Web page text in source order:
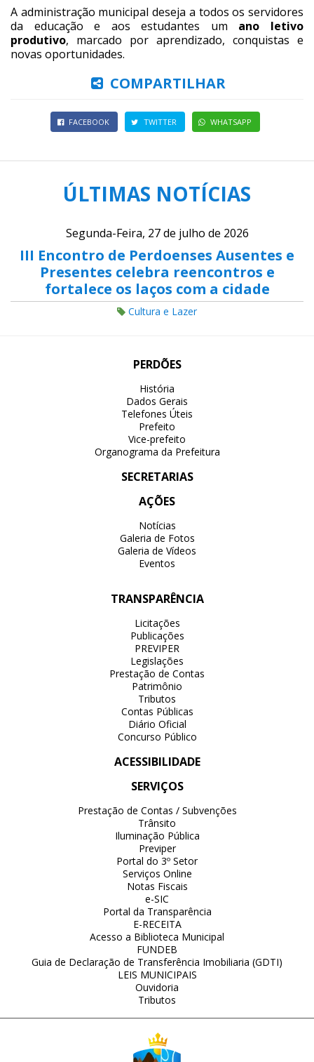
A administração municipal deseja a todos os servidores
da educação e aos estudantes um ano letivo
produtivo, marcado por aprendizado, conquistas e
novas oportunidades.
COMPARTILHAR
FACEBOOK TWITTER WHATSAPP
ÚLTIMAS NOTÍCIAS
Segunda-Feira, 27 de julho de 2026
III Encontro de Perdoenses Ausentes e
Presentes celebra reencontros e
fortalece os laços com a cidade
Cultura e Lazer
PERDÕES
História
Dados Gerais
Telefones Úteis
Prefeito
Vice-prefeito
Organograma da Prefeitura
SECRETARIAS
AÇÕES
Notícias
Galeria de Fotos
Galeria de Vídeos
Eventos
TRANSPARÊNCIA
Licitações
Publicações
PREVIPER
Legislações
Prestação de Contas
Patrimônio
Tributos
Contas Públicas
Diário Oficial
Concurso Público
ACESSIBILIDADE
SERVIÇOS
Prestação de Contas / Subvenções
Trânsito
Iluminação Pública
Previper
Portal do 3º Setor
Serviços Online
Notas Fiscais
e-SIC
Portal da Transparência
E-RECEITA
Acesso a Biblioteca Municipal
FUNDEB
Guia de Declaração de Transferência Imobiliaria (GDTI)
LEIS MUNICIPAIS
Ouvidoria
Tributos